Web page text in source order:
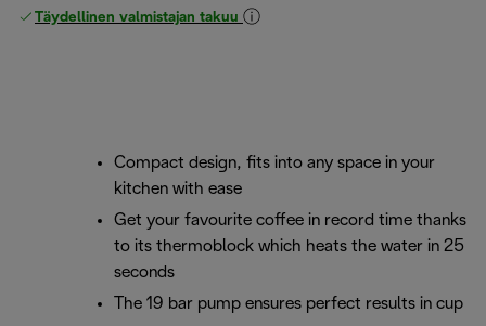
Täydellinen valmistajan takuu
Compact design, fits into any space in your
kitchen with ease
Get your favourite coffee in record time thanks
to its thermoblock which heats the water in 25
seconds
The 19 bar pump ensures perfect results in cup